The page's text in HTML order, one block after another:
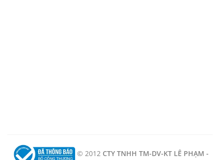
© 2012 CTY TNHH TM-DV-KT LÊ PHẠM -